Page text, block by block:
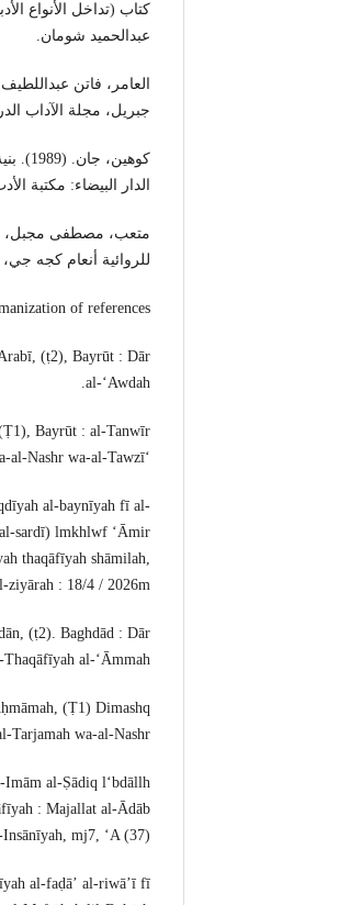
كتاب (تداخل الأنواع
عبدالحميد شومان.
جبريل، مجلة الآداب
الدار البيضاء: مكتبة
للروائية أنعام كجه جي،
of references:
(ṭ2), Bayrūt : Dār
al-ʻAwdah.
Bayrūt : al-Tanwīr
al-Nashr wa-al-Tawzīʻ.
al-baynīyah fī al-
sardī) lmkhlwf ʻĀmir
thaqāfīyah shāmilah,
ziyārah : 18/4 / 2026m.
(ṭ2). Baghdād : Dār
al-ʻĀmmah.
(Ṭ1) Dimashq
wa-al-Nashr.
al-Ṣādiq lʻbdāllh
: Majallat al-Ādāb
mj7, ʻA (37).
al-faḍāʼ al-riwāʼī fī